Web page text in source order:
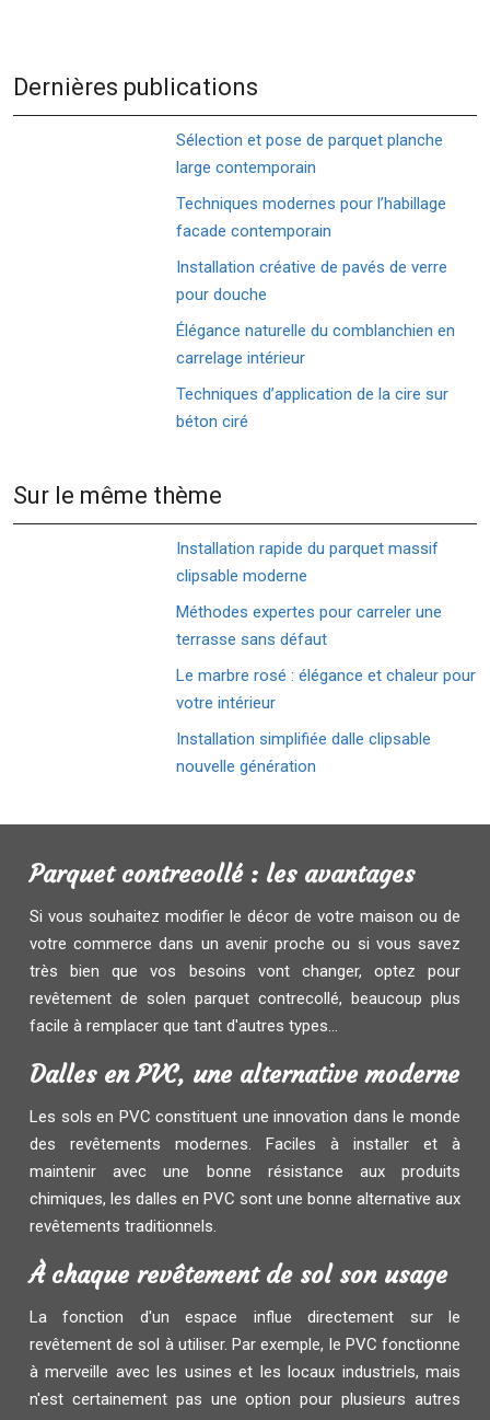
Dernières publications
Sélection et pose de parquet planche
large contemporain
Techniques modernes pour l’habillage
facade contemporain
Installation créative de pavés de verre
pour douche
Élégance naturelle du comblanchien en
carrelage intérieur
Techniques d’application de la cire sur
béton ciré
Sur le même thème
Installation rapide du parquet massif
clipsable moderne
Méthodes expertes pour carreler une
terrasse sans défaut
Le marbre rosé : élégance et chaleur pour
votre intérieur
Installation simplifiée dalle clipsable
nouvelle génération
Parquet contrecollé : les avantages
Si vous souhaitez modifier le décor de votre maison ou de
votre commerce dans un avenir proche ou si vous savez
très bien que vos besoins vont changer, optez pour
revêtement de solen parquet contrecollé, beaucoup plus
facile à remplacer que tant d'autres types...
Dalles en PVC, une alternative moderne
Les sols en PVC constituent une innovation dans le monde
des revêtements modernes. Faciles à installer et à
maintenir avec une bonne résistance aux produits
chimiques, les dalles en PVC sont une bonne alternative aux
revêtements traditionnels.
À chaque revêtement de sol son usage
La fonction d'un espace influe directement sur le
revêtement de sol à utiliser. Par exemple, le PVC fonctionne
à merveille avec les usines et les locaux industriels, mais
n'est certainement pas une option pour plusieurs autres